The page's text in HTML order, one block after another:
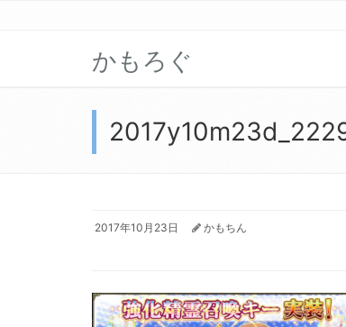
かもろぐ
2017年10月23日 かもちん